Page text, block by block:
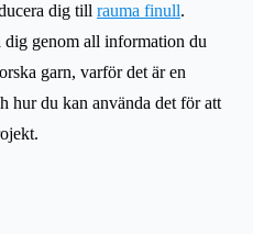
dig till rauma finull.
genom all information du
garn, varför det är en
hur du kan använda det för att